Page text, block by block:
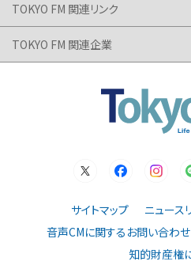
TOKYO FM 関連リンク
TOKYO FM 関連企業
サイトマップ ニュース
音声CMに関するお問い合わせ
知的財産権